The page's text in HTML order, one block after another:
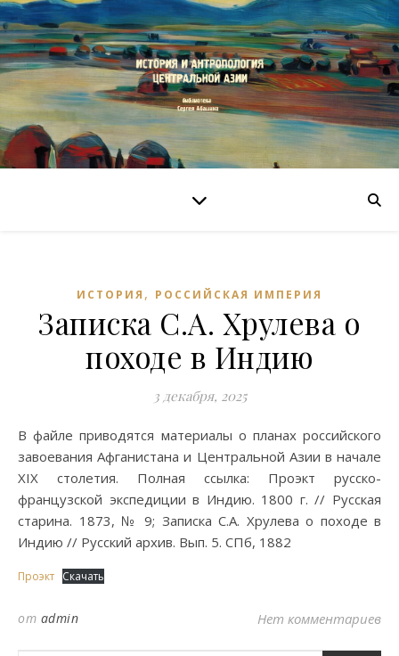
ИСТОРИЯ , РОССИЙСКАЯ ИМПЕРИЯ
Записка С.А. Хрулева о
походе в Индию
3 декабря, 2025
В файле приводятся материалы о планах российского
завоевания Афганистана и Центральной Азии в начале
XIX столетия. Полная ссылка: Проэкт русско-
французской экспедиции в Индию. 1800 г. // Русская
старина. 1873, № 9; Записка С.А. Хрулева о походе в
Индию // Русский архив. Вып. 5. СПб, 1882
Проэкт Скачать
от admin Нет комментариев